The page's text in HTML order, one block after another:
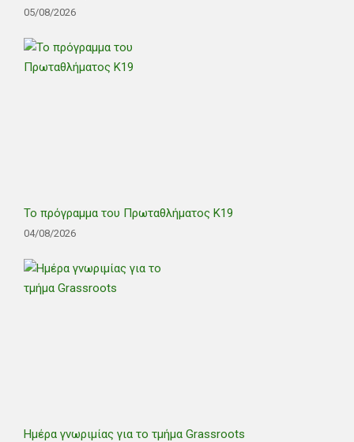
05/08/2026
Το πρόγραμμα του Πρωταθλήματος Κ19
04/08/2026
Ημέρα γνωριμίας για το τμήμα Grassroots